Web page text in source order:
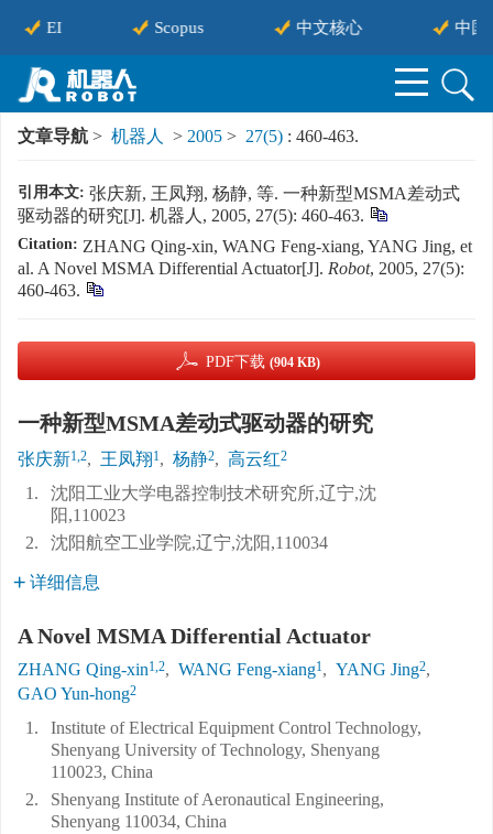
EI Scopus 中文核心 中国
文章导航 > 机器人 > 2005 > 27(5) : 460-463.
引用本文: 张庆新, 王凤翔, 杨静, 等. 一种新型MSMA差动式
驱动器的研究[J]. 机器人, 2005, 27(5): 460-463.
Citation: ZHANG Qing-xin, WANG Feng-xiang, YANG Jing, et
al. A Novel MSMA Differential Actuator[J]. Robot, 2005, 27(5):
460-463.
PDF下载 (904 KB)
一种新型MSMA差动式驱动器的研究
张庆新1,2, 王凤翔1, 杨静2, 高云红2
1.
沈阳工业大学电器控制技术研究所,辽宁,沈
阳,110023
2.
沈阳航空工业学院,辽宁,沈阳,110034
详细信息
A Novel MSMA Differential Actuator
ZHANG Qing-xin1,2, WANG Feng-xiang1, YANG Jing2,
GAO Yun-hong2
1.
Institute of Electrical Equipment Control Technology,
Shenyang University of Technology, Shenyang
110023, China
2.
Shenyang Institute of Aeronautical Engineering,
Shenyang 110034, China